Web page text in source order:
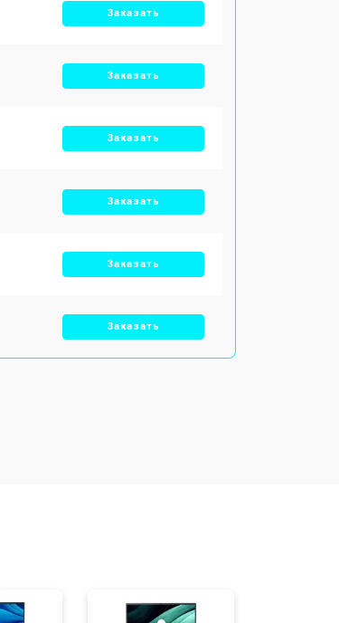
Заказать
Заказать
Заказать
Заказать
Заказать
Заказать